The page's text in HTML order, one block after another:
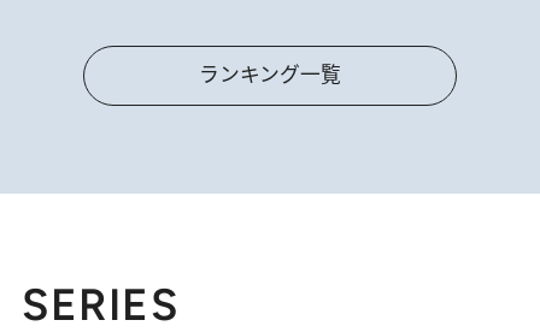
ランキング一覧
SERIES